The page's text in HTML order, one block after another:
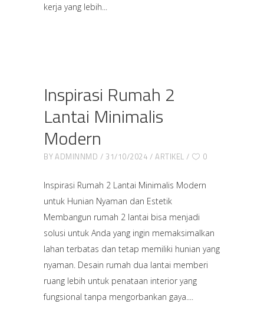
kerja yang lebih
Inspirasi Rumah 2
Lantai Minimalis
Modern
BYADMINNMD 31/10/2024 ARTIKEL 0
Inspirasi Rumah 2 Lantai Minimalis Modern
untuk Hunian Nyaman dan Estetik
Membangun rumah 2 lantai bisa menjadi
solusi untuk Anda yang ingin memaksimalkan
lahan terbatas dan tetap memiliki hunian yang
nyaman. Desain rumah dua lantai memberi
ruang lebih untuk penataan interior yang
fungsional tanpa mengorbankan gaya.